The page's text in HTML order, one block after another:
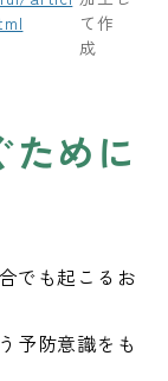
て作
成
ために
でも起こるお
予防意識をも